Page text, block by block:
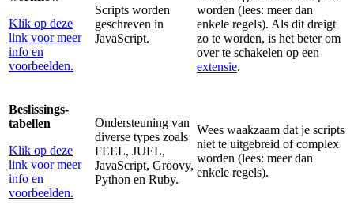
Klik op deze
link voor meer
info en
voorbeelden.
Scripts worden
geschreven in
JavaScript.
worden (lees: meer dan
enkele regels). Als dit dreigt
zo te worden, is het beter om
over te schakelen op een
extensie.
Beslissings-
tabellen
Klik op deze
link voor meer
info en
voorbeelden.
Ondersteuning van
diverse types zoals
FEEL, JUEL,
JavaScript, Groovy,
Python en Ruby.
Wees waakzaam dat je scripts
niet te uitgebreid of complex
worden (lees: meer dan
enkele regels).